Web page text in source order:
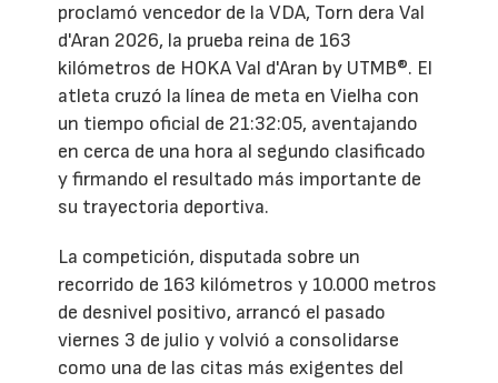
proclamó vencedor de la VDA, Torn dera Val
d'Aran 2026, la prueba reina de 163
kilómetros de HOKA Val d'Aran by UTMB®. El
atleta cruzó la línea de meta en Vielha con
un tiempo oficial de 21:32:05, aventajando
en cerca de una hora al segundo clasificado
y firmando el resultado más importante de
su trayectoria deportiva.
La competición, disputada sobre un
recorrido de 163 kilómetros y 10.000 metros
de desnivel positivo, arrancó el pasado
viernes 3 de julio y volvió a consolidarse
como una de las citas más exigentes del